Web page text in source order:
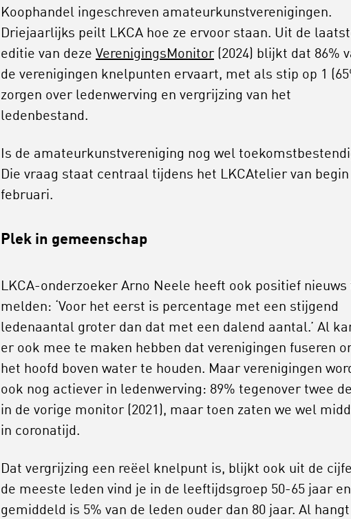
Koophandel ingeschreven amateurkunstverenigingen.
Driejaarlijks peilt LKCA hoe ze ervoor staan. Uit de
editie van deze VerenigingsMonitor (2024) blijkt dat 86%
de verenigingen knelpunten ervaart, met als stip op 1
zorgen over ledenwerving en vergrijzing van het
ledenbestand.
Is de amateurkunstvereniging nog wel
Die vraag staat centraal tijdens het LKCAtelier van begin
februari.
Plek in gemeenschap
LKCA-onderzoeker Arno Neele heeft ook positief nieuws
melden: ‘Voor het eerst is percentage met een stijgend
ledenaantal groter dan dat met een dalend aantal.’ Al
er ook mee te maken hebben dat verenigingen fuseren
het hoofd boven water te houden. Maar verenigingen
ook nog actiever in ledenwerving: 89% tegenover twee
in de vorige monitor (2021), maar toen zaten we wel
in coronatijd.
Dat vergrijzing een reëel knelpunt is, blijkt ook uit de
de meeste leden vind je in de leeftijdsgroep 50-65 jaar en
gemiddeld is 5% van de leden ouder dan 80 jaar. Al